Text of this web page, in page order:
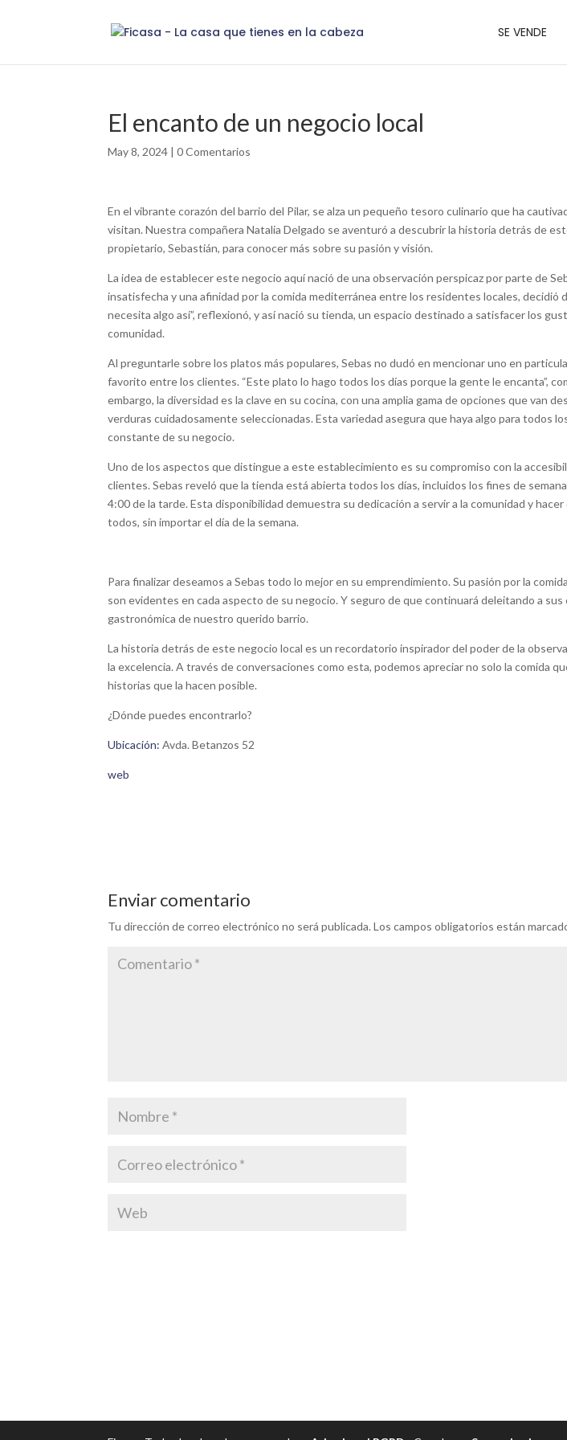
SE VENDE
El encanto de un negocio local
May 8, 2024 |0 Comentarios
En el vibrante corazón del barrio del Pilar, se alza un pequeño tesoro culinario que ha
visitan. Nuestra compañera Natalia Delgado se aventuró a descubrir la historia detrás de
propietario, Sebastián, para conocer más sobre su pasión y visión.
La idea de establecer este negocio aquí nació de una observación perspicaz por parte de
insatisfecha y una afinidad por la comida mediterránea entre los residentes locales, decidió
necesita algo así”, reflexionó, y así nació su tienda, un espacio destinado a satisfacer los
comunidad.
Al preguntarle sobre los platos más populares, Sebas no dudó en mencionar uno en
favorito entre los clientes. “Este plato lo hago todos los días porque la gente le encanta”,
embargo, la diversidad es la clave en su cocina, con una amplia gama de opciones que van
verduras cuidadosamente seleccionadas. Esta variedad asegura que haya algo para todos
constante de su negocio.
Uno de los aspectos que distingue a este establecimiento es su compromiso con la
clientes. Sebas reveló que la tienda está abierta todos los días, incluidos los fines de
4:00 de la tarde. Esta disponibilidad demuestra su dedicación a servir a la comunidad y
todos, sin importar el día de la semana.
Para finalizar deseamos a Sebas todo lo mejor en su emprendimiento. Su pasión por la
son evidentes en cada aspecto de su negocio. Y seguro de que continuará deleitando a sus
gastronómica de nuestro querido barrio.
La historia detrás de este negocio local es un recordatorio inspirador del poder de la
la excelencia. A través de conversaciones como esta, podemos apreciar no solo la comida
historias que la hacen posible.
¿Dónde puedes encontrarlo?
Ubicación: Avda. Betanzos 52
web
Enviar comentario
Tu dirección de correo electrónico no será publicada. Los campos obligatorios están